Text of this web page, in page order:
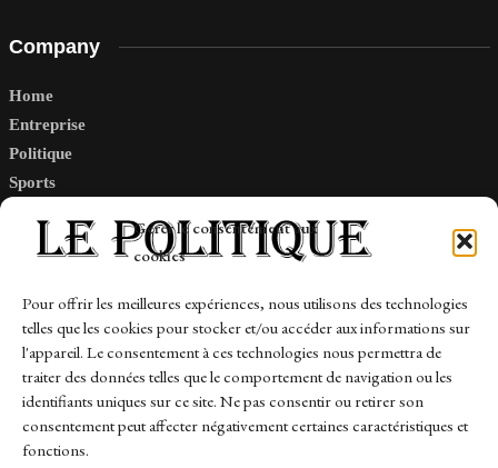
Gérer le consentement aux
cookies
Pour offrir les meilleures expériences, nous utilisons des technologies
telles que les cookies pour stocker et/ou accéder aux informations sur
l'appareil. Le consentement à ces technologies nous permettra de
traiter des données telles que le comportement de navigation ou les
identifiants uniques sur ce site. Ne pas consentir ou retirer son
consentement peut affecter négativement certaines caractéristiques et
fonctions.
Company
Home
Entreprise
Politique
Sports
Links
Contact
Sitemap